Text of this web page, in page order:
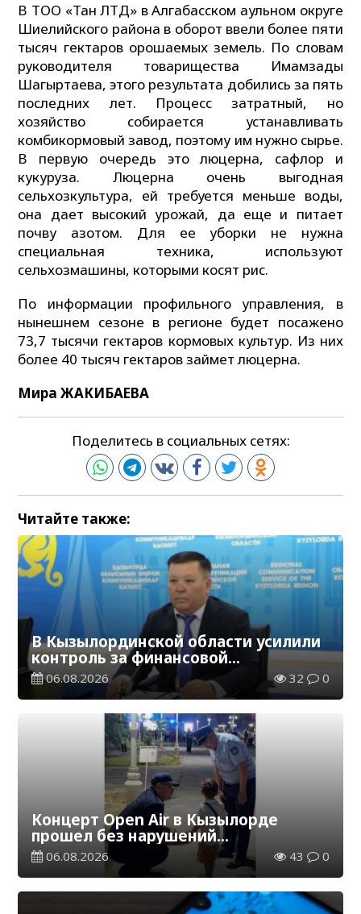
В ТОО «Тан ЛТД» в Алгабасском аульном округе
Шиелийского района в оборот ввели более пяти
тысяч гектаров орошаемых земель. По словам
руководителя товарищества Имамзады
Шагыртаева, этого результата добились за пять
последних лет. Процесс затратный, но
хозяйство собирается устанавливать
комбикормовый завод, поэтому им нужно сырье.
В первую очередь это люцерна, сафлор и
кукуруза. Люцерна очень выгодная
сельхозкультура, ей требуется меньше воды,
она дает высокий урожай, да еще и питает
почву азотом. Для ее уборки не нужна
специальная техника, используют
сельхозмашины, которыми косят рис.
По информации профильного управления, в
нынешнем сезоне в регионе будет посажено
73,7 тысячи гектаров кормовых культур. Из них
более 40 тысяч гектаров займет люцерна.
Мира ЖАКИБАЕВА
Поделитесь в социальных сетях:
Читайте также:
В Кызылординской области усилили
контроль за финансовой
дисциплиной
06.08.2026 32 0
Концерт Open Air в Кызылорде
прошел без нарушений
общественного порядка
06.08.2026 43 0